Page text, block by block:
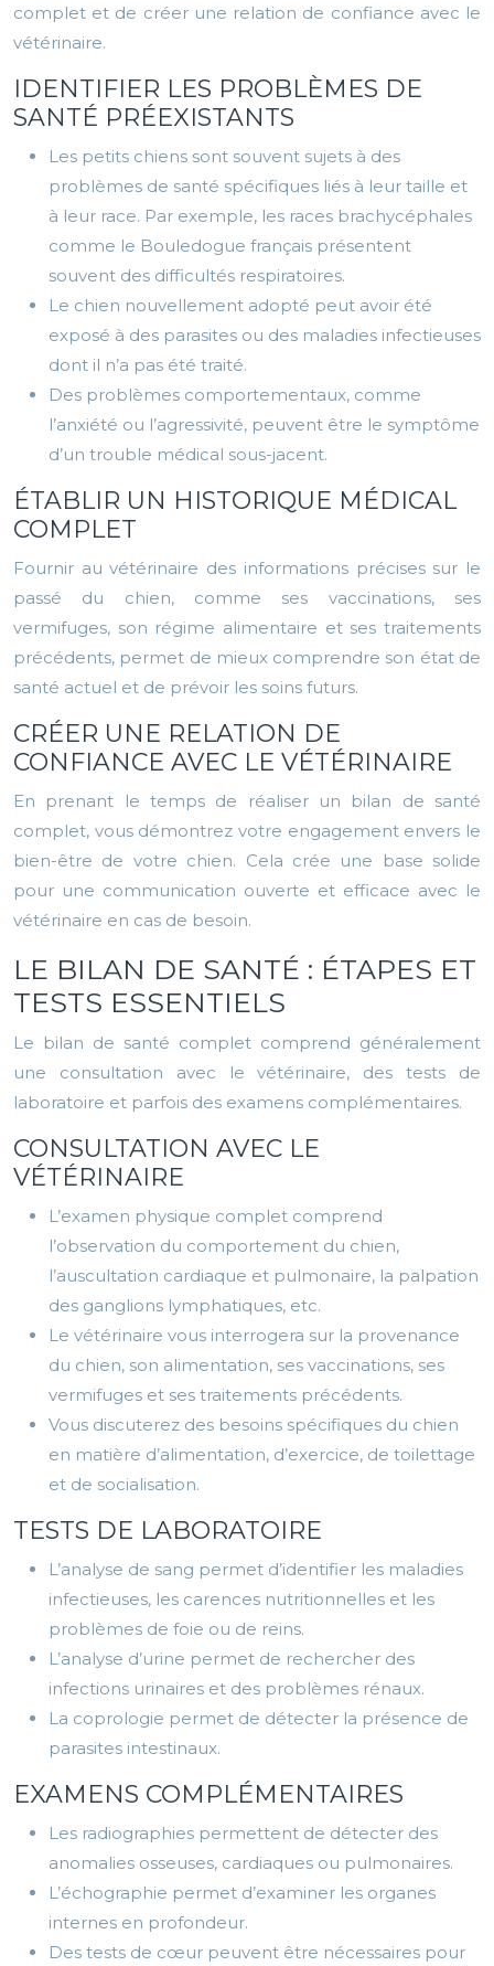
complet et de créer une relation de confiance avec le
vétérinaire.
IDENTIFIER LES PROBLÈMES DE
SANTÉ PRÉEXISTANTS
Les petits chiens sont souvent sujets à des
problèmes de santé spécifiques liés à leur taille et
à leur race. Par exemple, les races brachycéphales
comme le Bouledogue français présentent
souvent des difficultés respiratoires.
Le chien nouvellement adopté peut avoir été
exposé à des parasites ou des maladies infectieuses
dont il n’a pas été traité.
Des problèmes comportementaux, comme
l’anxiété ou l’agressivité, peuvent être le symptôme
d’un trouble médical sous-jacent.
ÉTABLIR UN HISTORIQUE MÉDICAL
COMPLET
Fournir au vétérinaire des informations précises sur le
passé du chien, comme ses vaccinations, ses
vermifuges, son régime alimentaire et ses traitements
précédents, permet de mieux comprendre son état de
santé actuel et de prévoir les soins futurs.
CRÉER UNE RELATION DE
CONFIANCE AVEC LE VÉTÉRINAIRE
En prenant le temps de réaliser un bilan de santé
complet, vous démontrez votre engagement envers le
bien-être de votre chien. Cela crée une base solide
pour une communication ouverte et efficace avec le
vétérinaire en cas de besoin.
LE BILAN DE SANTÉ : ÉTAPES ET
TESTS ESSENTIELS
Le bilan de santé complet comprend généralement
une consultation avec le vétérinaire, des tests de
laboratoire et parfois des examens complémentaires.
CONSULTATION AVEC LE
VÉTÉRINAIRE
L’examen physique complet comprend
l’observation du comportement du chien,
l’auscultation cardiaque et pulmonaire, la palpation
des ganglions lymphatiques, etc.
Le vétérinaire vous interrogera sur la provenance
du chien, son alimentation, ses vaccinations, ses
vermifuges et ses traitements précédents.
Vous discuterez des besoins spécifiques du chien
en matière d’alimentation, d’exercice, de toilettage
et de socialisation.
TESTS DE LABORATOIRE
L’analyse de sang permet d’identifier les maladies
infectieuses, les carences nutritionnelles et les
problèmes de foie ou de reins.
L’analyse d’urine permet de rechercher des
infections urinaires et des problèmes rénaux.
La coprologie permet de détecter la présence de
parasites intestinaux.
EXAMENS COMPLÉMENTAIRES
Les radiographies permettent de détecter des
anomalies osseuses, cardiaques ou pulmonaires.
L’échographie permet d’examiner les organes
internes en profondeur.
Des tests de cœur peuvent être nécessaires pour